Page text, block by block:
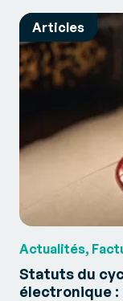
Articles
Actualités,
Statuts du
électronique :